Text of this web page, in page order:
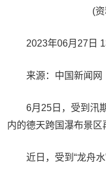
(
2023年06月27日
来源：中国新闻网
6月25日，受到汛
内的德天跨国瀑布景区
近日，受到“龙舟